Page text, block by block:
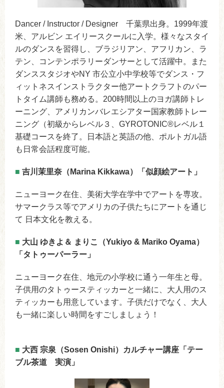
Dancer / Instructor / Designer 千葉県出身。1999年渡
米、アルビン エイリースクールに入学。様々なスタイ
ルのダンスを習得し、ブラジリアン、アフリカン、ラ
テン、コンテンポラリーダンサーとして活躍中。また
ダンススタジオやNY 市公立小中学校等でダンス・フ
ィットネスインストラクター他アートクラフトのパー
トタイム講師も務める。200時間以上のヨガ講師トレ
ーニング、アメリカンバレエシアター国家教師トレー
ニング（初級からレベル３、GYROTONIC®レベル１
基礎コースを終了。日本語と英語の他、ポルトガル語
も日常会話程度可能。
■ 吉川茉里奈（Marina Kikkawa）「似顔絵アート」
ニューヨーク在住、美術大学在学中でアートを専攻。
サマークラス等でアメリカの子供たちにアートを通じ
て 日本文化を教える。
■ 大山 ゆきよ＆ まりこ（Yukiyo & Mariko Oyama）
「タトゥーパーラー」
ニューヨーク在住、地元の小学校に通う一年生と母。
子供用のタトゥースティッカーと一緒に、大人用のス
ティッカーも用意しています。子供だけでなく、大人
も一緒に楽しい時間をすごしましょう！
■ 大西 宗泉（Sosen Onishi）カルチャー講座「テー
ブル茶道 実演」